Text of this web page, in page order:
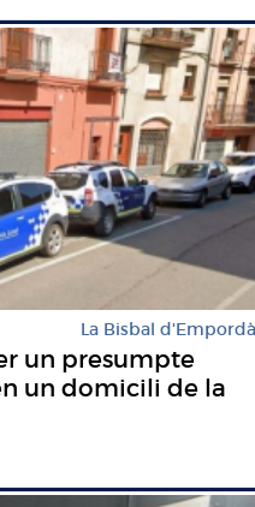
La Bisbal d'Empordà
un presumpte
un domicili de la